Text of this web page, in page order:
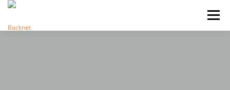
Direkt
Inhalt
Menü